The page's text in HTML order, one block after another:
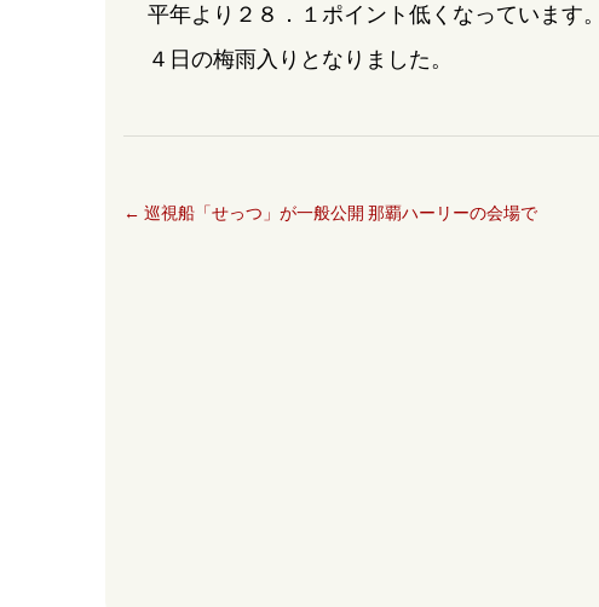
平年より２８．１ポイント低くなっています
４日の梅雨入りとなりました。
← 巡視船「せっつ」が一般公開 那覇ハーリーの会場で